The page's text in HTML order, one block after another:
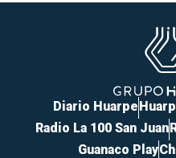
Diario Huarpe
Radio La 100 San Juan
Guanaco Play